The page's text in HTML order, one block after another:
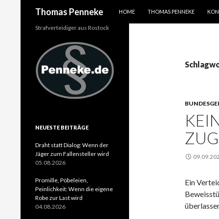
Thomas Penneke
HOME
THOMAS PENNEKE
Ein
Strafverteidiger aus Rostock
NEUESTE BEITRÄGE
Draht statt Dialog: Wenn der
Jäger zum Fallensteller wird
05.08.2026
Promille, Pöbeleien,
Peinlichkeit: Wenn die eigene
Robe zur Last wird
04.08.2026